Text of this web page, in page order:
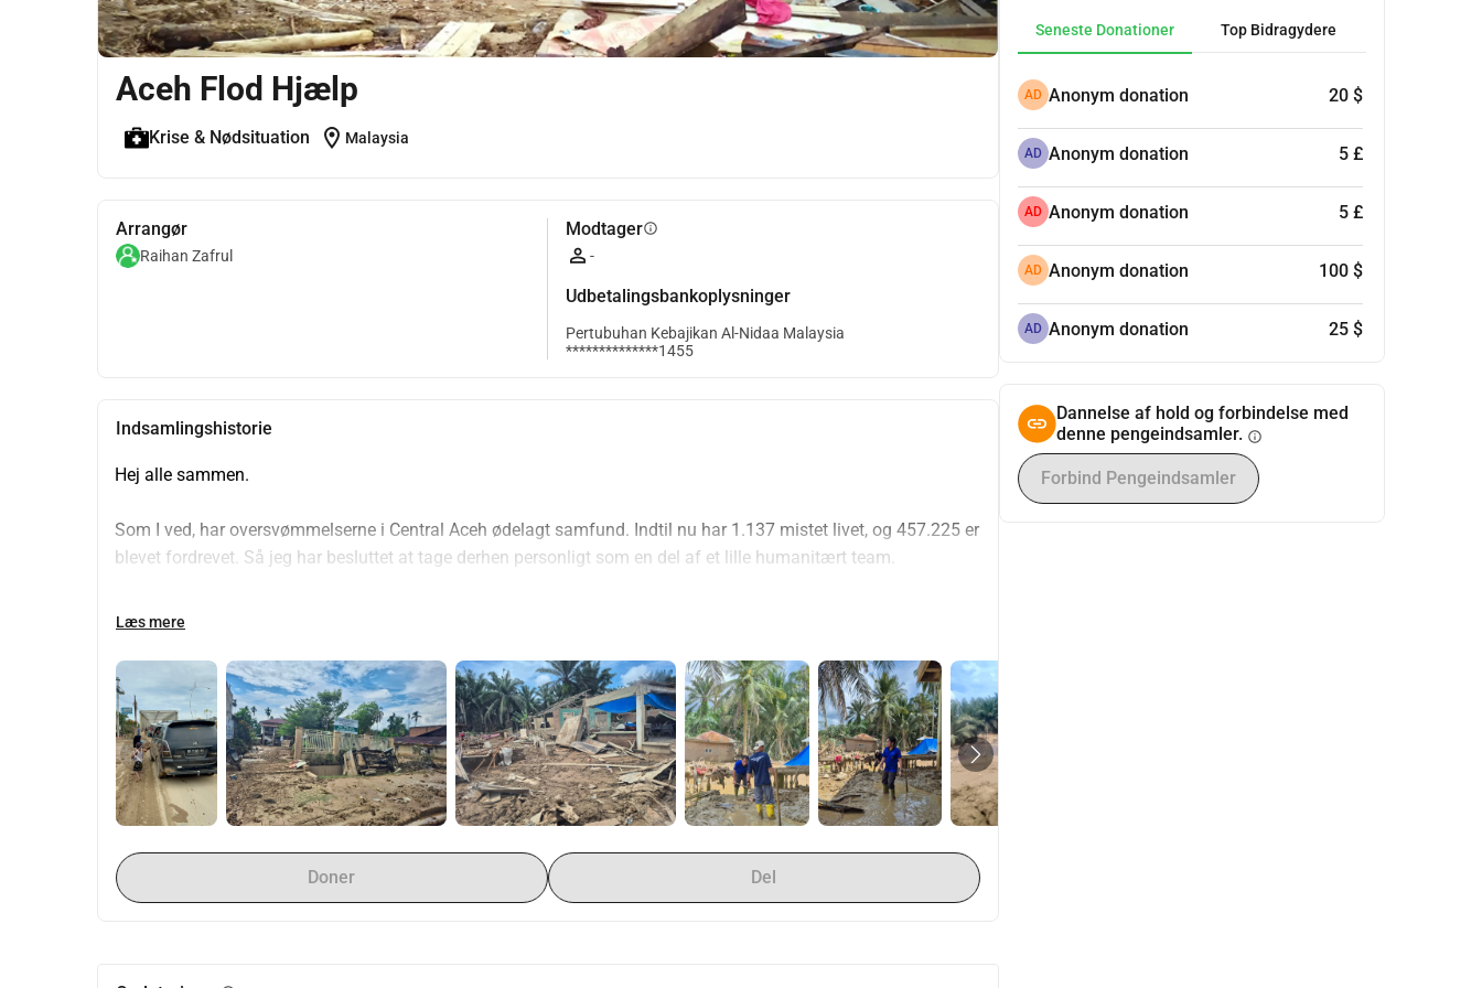
Aceh Flod Hjælp
Krise & Nødsituation location_on Malaysia
Arrangør
Raihan Zafrul
Modtagerinfo
-
Udbetalingsbankoplysninger
Pertubuhan Kebajikan Al-Nidaa Malaysia
**************1455
Indsamlingshistorie
Hej alle sammen.
Som I ved, har oversvømmelserne i Central Aceh ødelagt samfund. Indtil nu har 1.137 mistet livet, og 457.225 er
blevet fordrevet. Så jeg har besluttet at tage derhen personligt som en del af et lille humanitært team.
Vi vil levere nødpakker, især mad og rent vand, direkte til familier, der har mistet alt.
Det er her, I kommer ind i billedet.
Din donation = forsyninger i vores hænder = hjælp leveret direkte.
Ingen store omkostninger, ingen forsinkelser - bare reel, øjeblikkelig støtte.
Din støtte kan rejse med os. Ethvert beløb gør en forskel.
For malaysiere kan I give jeres donationer her:
Pertubuhan Kebajikan Al Nidaa
Malaysia Maybank Islamic 562085641455
Læs mere
Doner Del
Seneste Donationer Top Bidragydere
AD Anonym donation 20 $
AD Anonym donation 5 £
AD Anonym donation 5 £
AD Anonym donation 100 $
AD Anonym donation 25 $
Dannelse af hold og forbindelse med
denne pengeindsamler. info
Forbind Pengeindsamler